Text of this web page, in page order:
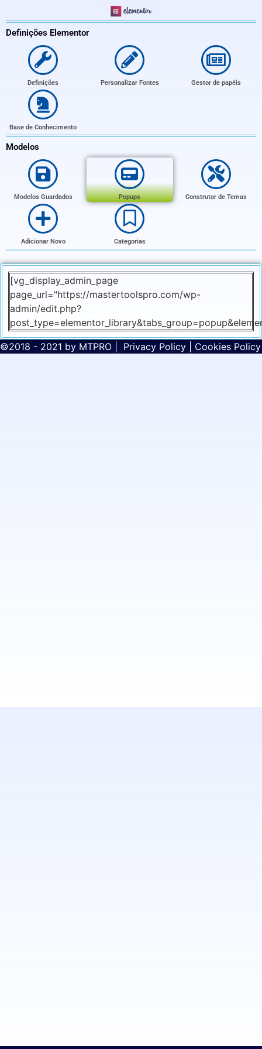
Definições​​ Elementor
Definições Personalizar Fontes Gestor de papéis
Base de Conhecimento
Modelos
Modelos Guardados Popups Construtor de Temas
Adicionar Novo Categorias
[vg_display_admin_page
page_url="https://mastertoolspro.com/wp-
admin/edit.php?
©2018 - 2021 by MTPRO Privacy Policy Cookies Policy